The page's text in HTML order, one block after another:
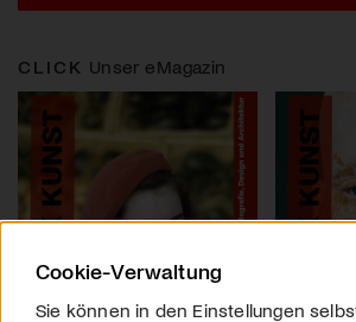
CLICK Unser eMagazin
Cookie-Verwaltung
Sie können in den Einstellungen